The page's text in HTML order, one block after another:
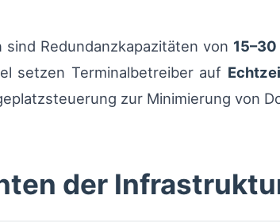
Redundanzkapazitäten von 15–30
setzen Terminalbetreiber auf
zur Minimierung von
der